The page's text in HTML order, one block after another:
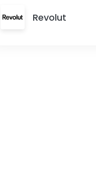
Revolut